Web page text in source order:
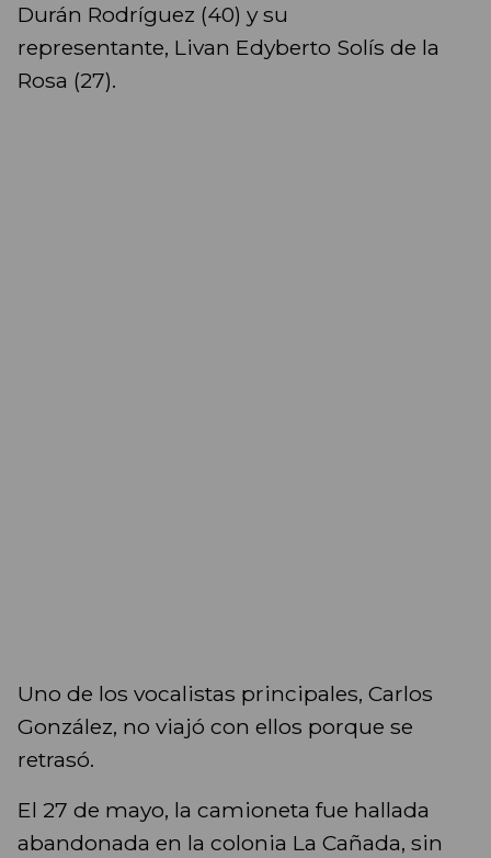
Durán Rodríguez (40) y su
representante, Livan Edyberto Solís de la
Rosa (27).
Uno de los vocalistas principales, Carlos
González, no viajó con ellos porque se
retrasó.
El 27 de mayo, la camioneta fue hallada
abandonada en la colonia La Cañada, sin